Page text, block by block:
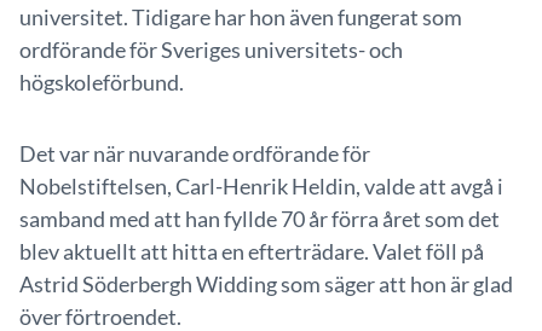
universitet. Tidigare har hon även fungerat som
ordförande för Sveriges universitets- och
högskoleförbund.
Det var när nuvarande ordförande för
Nobelstiftelsen, Carl-Henrik Heldin, valde att avgå i
samband med att han fyllde 70 år förra året som det
blev aktuellt att hitta en efterträdare. Valet föll på
Astrid Söderbergh Widding som säger att hon är glad
över förtroendet.